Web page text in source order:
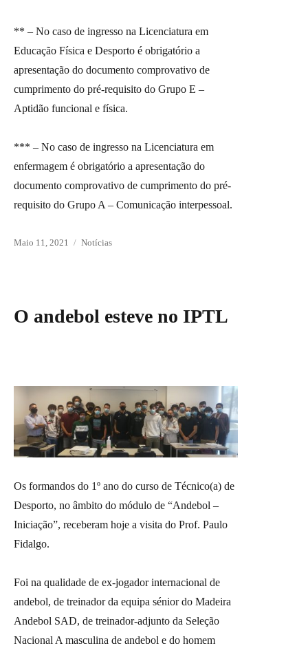
** – No caso de ingresso na Licenciatura em
Educação Física e Desporto é obrigatório a
apresentação do documento comprovativo de
cumprimento do pré-requisito do Grupo E –
Aptidão funcional e física.
*** – No caso de ingresso na Licenciatura em
enfermagem é obrigatório a apresentação do
documento comprovativo de cumprimento do pré-
requisito do Grupo A – Comunicação interpessoal.
Posted
Maio 11, 2021 Categories
Notícias
O andebol esteve no IPTL
Os formandos do 1º ano do curso de Técnico(a) de
Desporto, no âmbito do módulo de “Andebol –
Iniciação”, receberam hoje a visita do Prof. Paulo
Fidalgo.
Foi na qualidade de ex-jogador internacional de
andebol, de treinador da equipa sénior do Madeira
Andebol SAD, de treinador-adjunto da Seleção
Nacional A masculina de andebol e do homem